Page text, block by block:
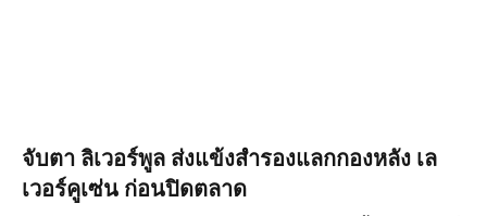
จับตา ลิเวอร์พูล ส่งแข้งสำรองแลกกองหลัง เล
เวอร์คูเซ่น ก่อนปิดตลาด